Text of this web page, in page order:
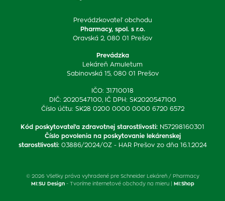
Prevádzkovateľ obchodu
Pharmacy, spol. s r.o.
Oravská 2, 080 01 Prešov
Prevádzka
Lekáreň Amuletum
Sabinovská 15, 080 01 Prešov
IČO: 31710018
DIČ: 2020547100, IČ DPH: SK2020547100
Číslo účtu: SK28 0200 0000 0000 6720 6572
Kód poskytovateľa zdravotnej starostlivosti: N57298160301
Číslo povolenia na poskytovanie lekárenskej
starostlivosti: 03886/2024/OZ - HAR Prešov zo dňa 16.1.2024
© 2026 Všetky práva vyhradené pre Schneider Lekáreň / Pharmacy
MI:SU Design- Tvoríme internetové obchody na mieru | MI:Shop